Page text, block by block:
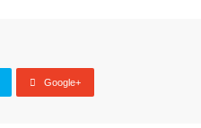
Google+